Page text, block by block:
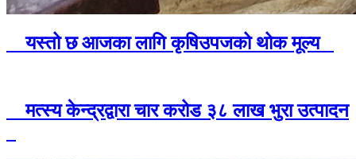
यस्तो छ आजका लागि कृषिउपजको थोक मूल्य
मत्स्य केन्द्रद्वारा चार करोड ३८ लाख भुरा उत्पादन